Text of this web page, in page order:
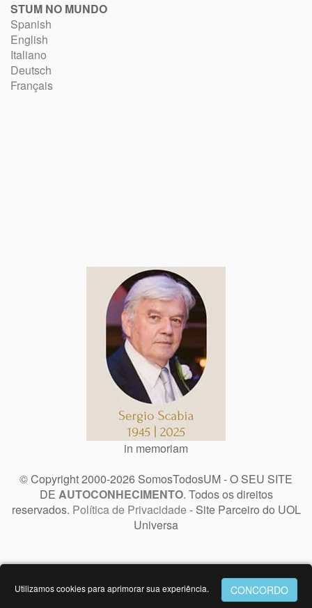
STUM NO MUNDO
Spanish
English
Italiano
Deutsch
Français
in memoriam
© Copyright 2000-2026 SomosTodosUM - O SEU SITE
DE AUTOCONHECIMENTO. Todos os direitos
reservados. Política de Privacidade - Site Parceiro do UOL
Universa
Utilizamos cookies para aprimorar sua experiência.